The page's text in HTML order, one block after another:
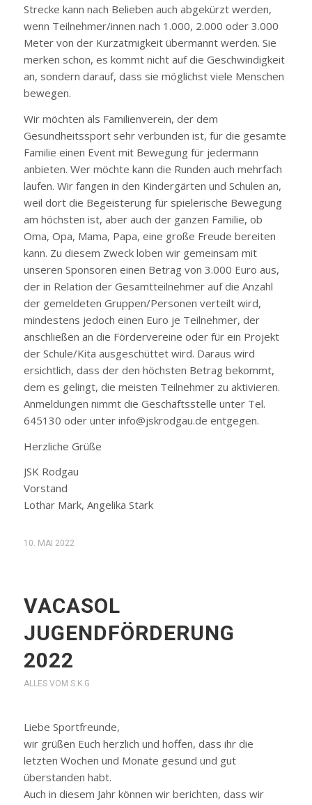
Strecke kann nach Belieben auch abgekürzt werden,
wenn Teilnehmer/innen nach 1.000, 2.000 oder 3.000
Meter von der Kurzatmigkeit übermannt werden. Sie
merken schon, es kommt nicht auf die Geschwindigkeit
an, sondern darauf, dass sie möglichst viele Menschen
bewegen.
Wir möchten als Familienverein, der dem
Gesundheitssport sehr verbunden ist, für die gesamte
Familie einen Event mit Bewegung für jedermann
anbieten. Wer möchte kann die Runden auch mehrfach
laufen. Wir fangen in den Kindergärten und Schulen an,
weil dort die Begeisterung für spielerische Bewegung
am höchsten ist, aber auch der ganzen Familie, ob
Oma, Opa, Mama, Papa, eine große Freude bereiten
kann. Zu diesem Zweck loben wir gemeinsam mit
unseren Sponsoren einen Betrag von 3.000 Euro aus,
der in Relation der Gesamtteilnehmer auf die Anzahl
der gemeldeten Gruppen/Personen verteilt wird,
mindestens jedoch einen Euro je Teilnehmer, der
anschließen an die Fördervereine oder für ein Projekt
der Schule/Kita ausgeschüttet wird. Daraus wird
ersichtlich, dass der den höchsten Betrag bekommt,
dem es gelingt, die meisten Teilnehmer zu aktivieren.
Anmeldungen nimmt die Geschäftsstelle unter Tel.
645130 oder unter info@jskrodgau.de entgegen.
Herzliche Grüße
JSK Rodgau
Vorstand
Lothar Mark, Angelika Stark
10. MAI 2022
VACASOL
JUGENDFÖRDERUNG
2022
ALLES VOM S.K.G
Liebe Sportfreunde,
wir grüßen Euch herzlich und hoffen, dass ihr die
letzten Wochen und Monate gesund und gut
überstanden habt.
Auch in diesem Jahr können wir berichten, dass wir